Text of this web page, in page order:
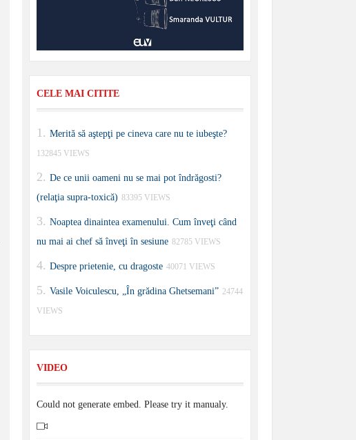
CELE MAI CITITE
Merită să aştepţi pe cineva care nu te iubeşte?
132845 VIEWS
De ce unii oameni nu se mai pot îndrăgosti?
(relaţia supra-toxică) 83395 VIEWS
Noaptea dinaintea examenului. Cum înveţi când
nu mai ai chef să înveţi în sesiune 82785 VIEWS
Despre prietenie, cu dragoste 40071 VIEWS
Vasile Voiculescu, „În grădina Ghetsemani” 24744
VIEWS
VIDEO
Could not generate embed. Please try it manualy.